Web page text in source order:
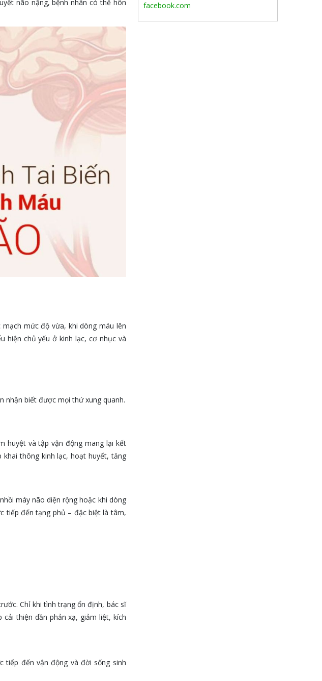
não nặng, bệnh nhân có thể hôn
mức độ vừa, khi dòng máu lên
hiện chủ yếu ở kinh lạc, cơ nhục và
nhận biết được mọi thứ xung quanh.
huyệt và tập vận động mang lại kết
thông kinh lạc, hoạt huyết, tăng
máy não diện rộng hoặc khi dòng
tiếp đến tạng phủ – đặc biệt là tâm,
Chỉ khi tình trạng ổn định, bác sĩ
thiện dần phản xạ, giảm liệt, kích
tiếp đến vận động và đời sống sinh
facebook.com